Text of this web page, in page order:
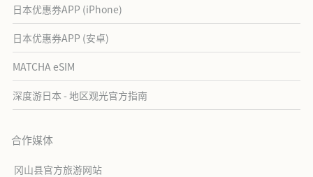
日本优惠券APP (iPhone)
日本优惠券APP (安卓)
MATCHA eSIM
深度游日本 - 地区观光官方指南
合作媒体
冈山县官方旅游网站